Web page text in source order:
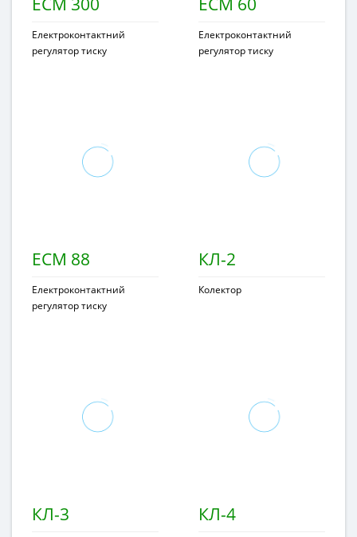
Електроконтактний
регулятор тиску
Електроконтактний
регулятор тиску
ECM 88
Електроконтактний
регулятор тиску
КЛ-2
Колектор
КЛ-3 КЛ-4